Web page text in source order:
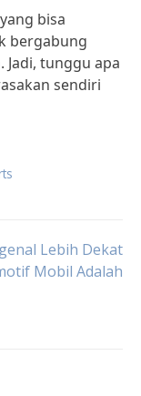
bisa
bergabung
tunggu apa
sendiri
Lebih Dekat
Mobil Adalah